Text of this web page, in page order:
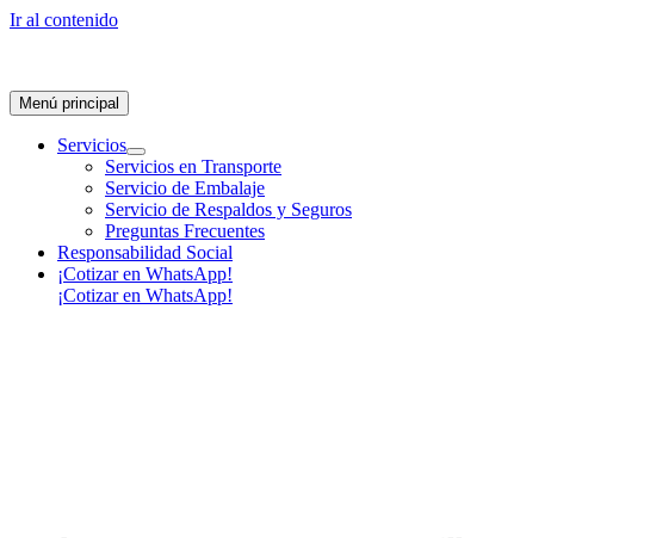
Ir al contenido
Menú principal
Servicios
Servicios en Transporte
Servicio de Embalaje
Servicio de Respaldos y Seguros
Preguntas Frecuentes
Responsabilidad Social
¡Cotizar en WhatsApp!
¡Cotizar en WhatsApp!